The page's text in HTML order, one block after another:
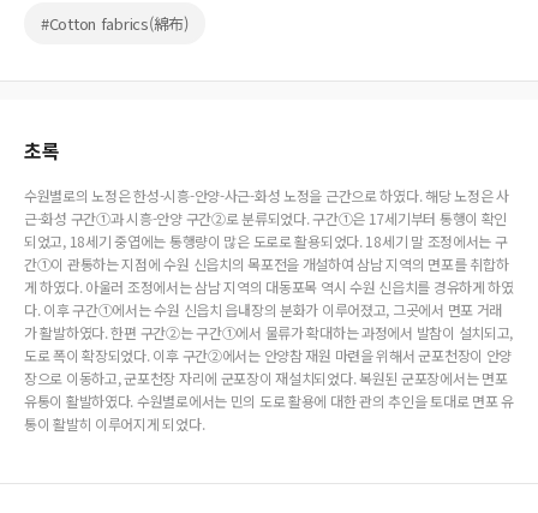
#Cotton fabrics(綿布)
초록
수원별로의 노정은 한성-시흥-안양-사근-화성 노정을 근간으로 하였다. 해당 노정은 사
근-화성 구간①과 시흥-안양 구간②로 분류되었다. 구간①은 17세기부터 통행이 확인
되었고, 18세기 중엽에는 통행량이 많은 도로로 활용되었다. 18세기 말 조정에서는 구
간①이 관통하는 지점에 수원 신읍치의 목포전을 개설하여 삼남 지역의 면포를 취합하
게 하였다. 아울러 조정에서는 삼남 지역의 대동포목 역시 수원 신읍치를 경유하게 하였
다. 이후 구간①에서는 수원 신읍치 읍내장의 분화가 이루어졌고, 그곳에서 면포 거래
가 활발하였다. 한편 구간②는 구간①에서 물류가 확대하는 과정에서 발참이 설치되고,
도로 폭이 확장되었다. 이후 구간②에서는 안양참 재원 마련을 위해서 군포천장이 안양
장으로 이동하고, 군포천장 자리에 군포장이 재설치되었다. 복원된 군포장에서는 면포
유통이 활발하였다. 수원별로에서는 민의 도로 활용에 대한 관의 추인을 토대로 면포 유
통이 활발히 이루어지게 되었다.